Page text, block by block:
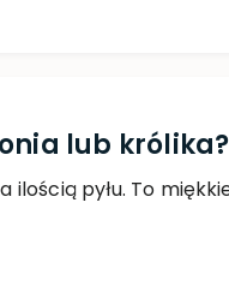
lub królika?
pyłu. To